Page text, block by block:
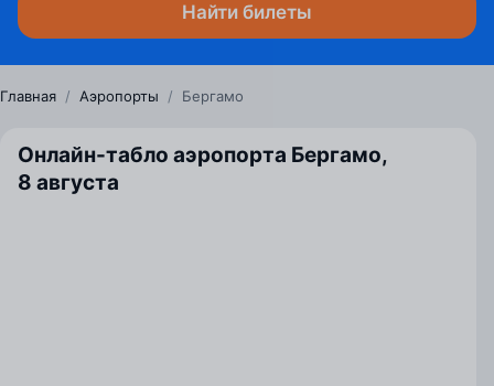
Найти билеты
Главная / Аэропорты / Бергамо
Онлайн-табло аэропорта Бергамо,
8 августа